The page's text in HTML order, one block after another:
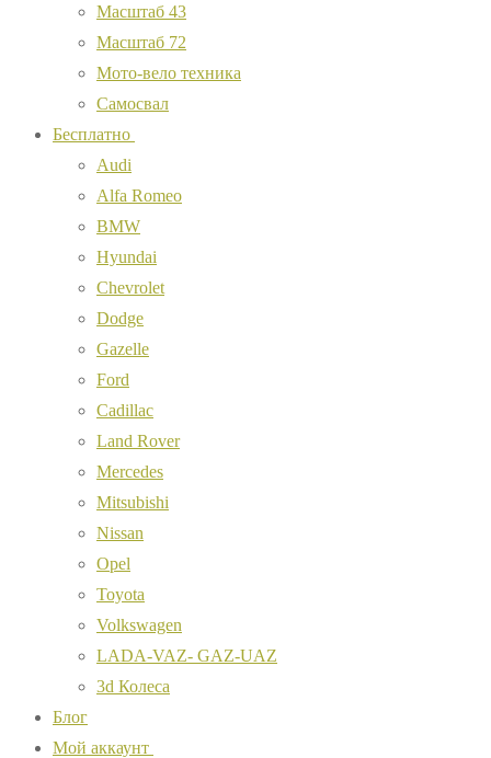
Масштаб 43
Масштаб 72
Мото-вело техника
Самосвал
Бесплатно
Audi
Alfa Romeo
BMW
Hyundai
Chevrolet
Dodge
Gazelle
Ford
Cadillac
Land Rover
Mercedes
Mitsubishi
Nissan
Opel
Toyota
Volkswagen
LADA-VAZ- GAZ-UAZ
3d Колеса
Блог
Мой аккаунт